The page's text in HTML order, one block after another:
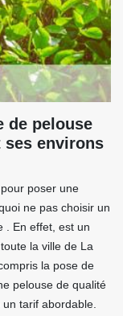
de pelouse
ses environs
poser une
ne pas choisir un
. En effet, est un
la ville de La
la pose de
pelouse de qualité
tarif abordable.